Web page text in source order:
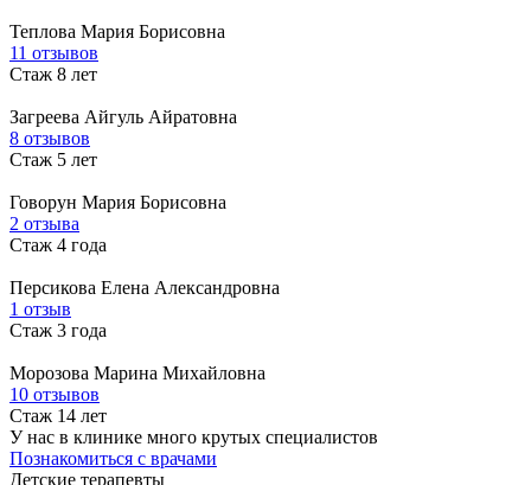
Теплова Мария Борисовна
11 отзывов
Стаж 8 лет
Загреева Айгуль Айратовна
8 отзывов
Стаж 5 лет
Говорун Мария Борисовна
2 отзыва
Стаж 4 года
Персикова Елена Александровна
1 отзыв
Стаж 3 года
Морозова Марина Михайловна
10 отзывов
Стаж 14 лет
У нас в клинике много крутых специалистов
Познакомиться с врачами
Детские терапевты